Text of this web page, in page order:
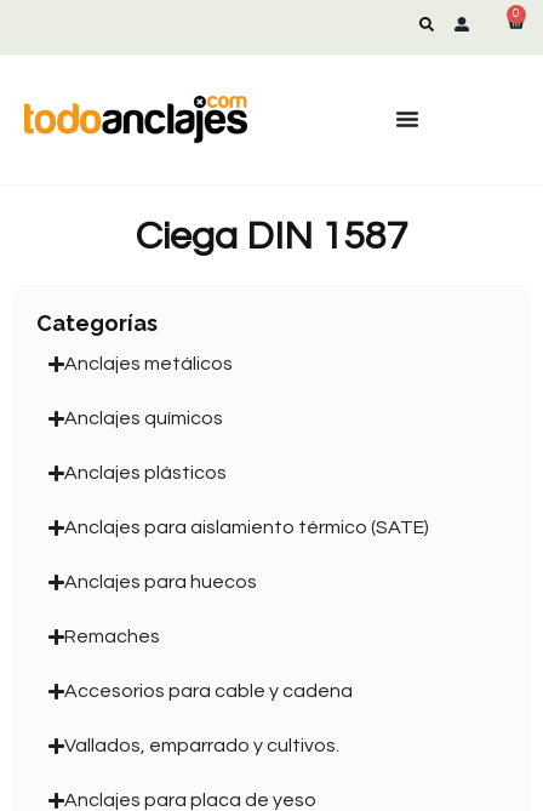
0
Ciega DIN 1587
Categorías
Anclajes metálicos
Anclajes químicos
Anclajes plásticos
Anclajes para aislamiento térmico (SATE)
Anclajes para huecos
Remaches
Accesorios para cable y cadena
Vallados, emparrado y cultivos.
Anclajes para placa de yeso